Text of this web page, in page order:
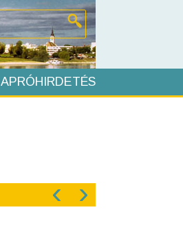
APRÓHIRDETÉS
‹ ›